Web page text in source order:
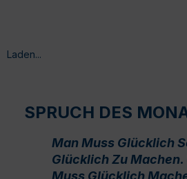
Laden...
SPRUCH DES
Man Muss Glücklich
Glücklich Zu Machen.
Muss Glücklich